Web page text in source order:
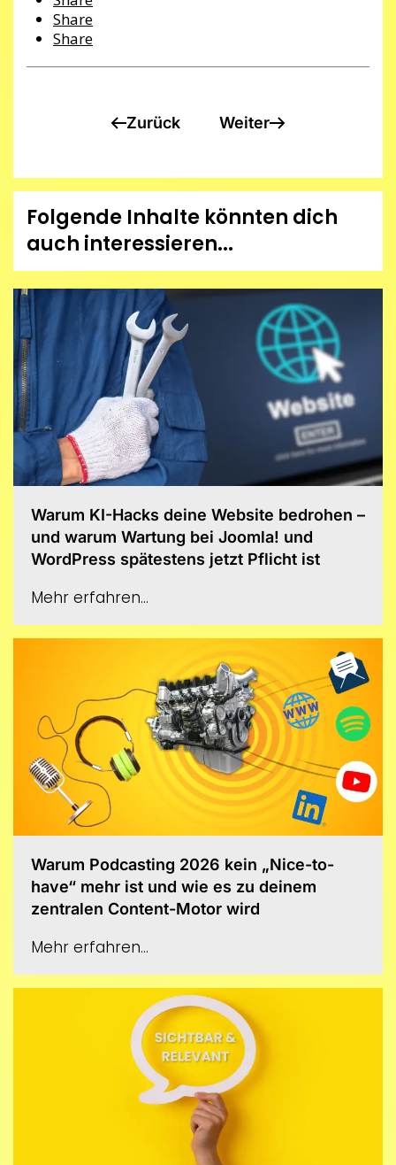
Share
Share
Zurück Weiter
Folgende Inhalte könnten dich
auch interessieren...
Warum KI-Hacks deine Website bedrohen –
und warum Wartung bei Joomla! und
WordPress spätestens jetzt Pflicht ist
Mehr erfahren...
Warum Podcasting 2026 kein „Nice-to-
have“ mehr ist und wie es zu deinem
zentralen Content-Motor wird
Mehr erfahren...